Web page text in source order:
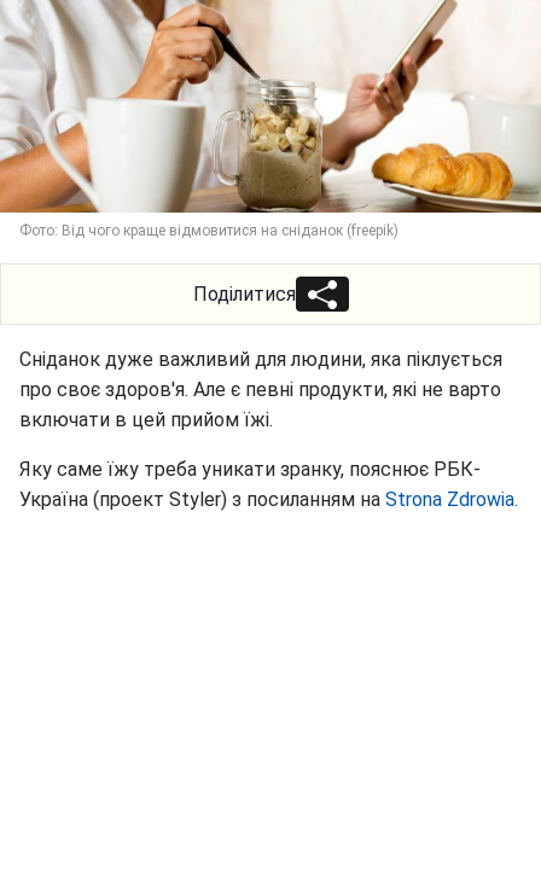
Фото: Від чого краще відмовитися на сніданок (freepik)
Поділитися
Сніданок дуже важливий для людини, яка піклується
про своє здоров'я. Але є певні продукти, які не варто
включати в цей прийом їжі.
Яку саме їжу треба уникати зранку, пояснює РБК-
Україна (проект Styler) з посиланням на Strona Zdrowia.